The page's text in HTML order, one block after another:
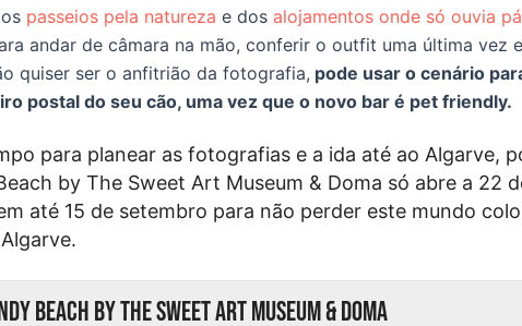
passeios pela natureza e dos alojamentos onde só ouvia
andar de câmara na mão, conferir o outfit uma última vez
quiser ser o anfitrião da fotografia, pode usar o cenário
postal do seu cão, uma vez que o novo bar é pet friendly.
para planear as fotografias e a ida até ao Algarve,
by The Sweet Art Museum & Doma só abre a 22
até 15 de setembro para não perder este mundo
Beach by The Sweet Art Museum & Doma